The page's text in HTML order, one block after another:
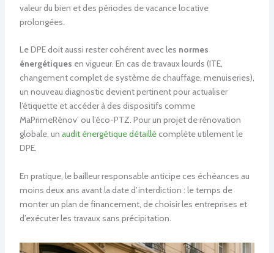
valeur du bien et des périodes de vacance locative
prolongées.
Le DPE doit aussi rester cohérent avec les normes
énergétiques en vigueur. En cas de travaux lourds (ITE,
changement complet de système de chauffage, menuiseries),
un nouveau diagnostic devient pertinent pour actualiser
l’étiquette et accéder à des dispositifs comme
MaPrimeRénov’ ou l’éco-PTZ. Pour un projet de rénovation
globale, un audit énergétique détaillécomplète utilement le
DPE.
En pratique, le bailleur responsable anticipe ces échéances au
moins deux ans avant la date d’interdiction : le temps de
monter un plan de financement, de choisir les entreprises et
d’exécuter les travaux sans précipitation.